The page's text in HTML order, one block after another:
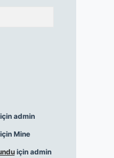
admin
Mine
için admin